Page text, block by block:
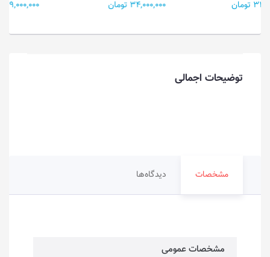
توضیحات اجمالی
مشخصات دیدگاه‌ها
مشخصات عمومی